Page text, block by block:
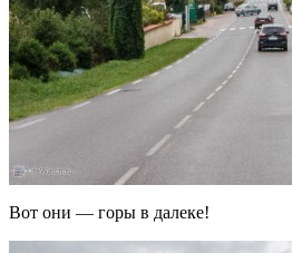
Вот они — горы в далеке!